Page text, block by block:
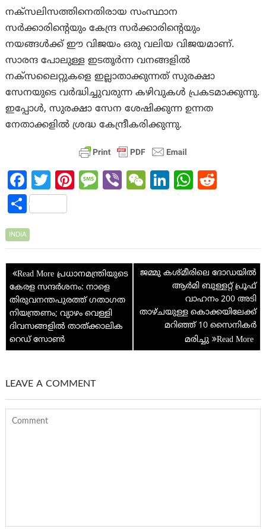
നക്‌സലിസത്തിനെതിരായ സംസ്ഥാന
സർക്കാരിന്റെയും കേന്ദ്ര സർക്കാരിന്റെയും
നയങ്ങൾക്ക് ഈ വിജയം ഒരു വലിയ വിജയമാണ്.
സാരന്ദ പോലുള്ള ഇടതൂർന്ന വനങ്ങളിൽ
നക്‌സലൈറ്റുകളെ ഇല്ലാതാക്കുന്നത് സുരക്ഷാ
സേനയുടെ വർദ്ധിച്ചുവരുന്ന കഴിവുകൾ പ്രകടമാക്കുന്നു.
ഇപ്പോൾ, സുരക്ഷാ സേന ശേഷിക്കുന്ന ഉന്നത
നേതാക്കളിൽ ശ്രദ്ധ കേന്ദ്രീകരിക്കുന്നു.
Fa
ce
b
o
o
k
T
w
itt
Pi
t
M
e
Vi W
at
Li
n
W
A
p
p
t
S
h
ar
e
INDIA
Post
navigation
പ്രധാനമന്ത്രിയുടെ
കേരള സന്ദര്‍ശനം: നാളെ
തിരുവനന്തപുരത്ത് ഗതാഗത
നിയന്ത്രണം; വ്യാഴം വെള്ളി
ദിവസങ്ങളില്‍ താത്ക്കാലിക
റെഡ് സോണ്‍
ജമ്മു കശ്മീരിലെ ദോഡയിൽ
ആർമി ബുള്ളറ്റ് പ്രൂഫ്
വാഹനം 200 അടി
താഴ്ചയുള്ള കൊക്കയിലേക്ക്
മറിഞ്ഞ് 10 സൈനികർ
മരിച്ചു
LEAVE A COMMENT